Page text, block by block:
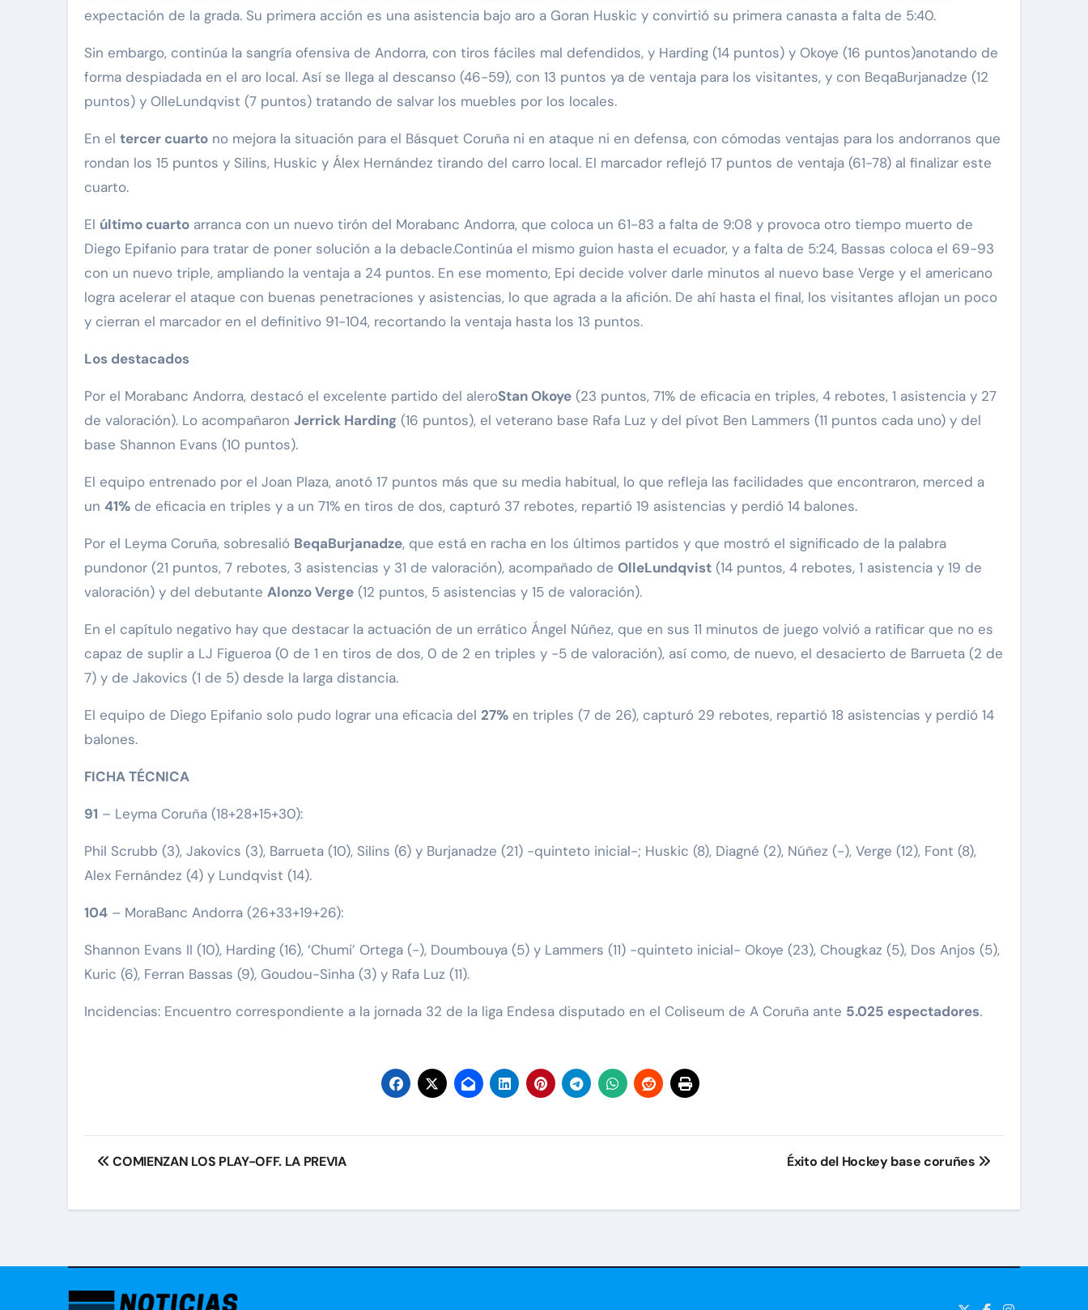
expectación de la grada. Su primera acción es una asistencia bajo aro a Goran Huskic y convirtió su primera canasta a falta de 5:40.
Sin embargo, continúa la sangría ofensiva de Andorra, con tiros fáciles mal defendidos, y Harding (14 puntos) y Okoye (16 puntos)anotando de
forma despiadada en el aro local. Así se llega al descanso (46-59), con 13 puntos ya de ventaja para los visitantes, y con BeqaBurjanadze (12
puntos) y OlleLundqvist (7 puntos) tratando de salvar los muebles por los locales.
En el tercer cuarto no mejora la situación para el Básquet Coruña ni en ataque ni en defensa, con cómodas ventajas para los andorranos que
rondan los 15 puntos y Silins, Huskic y Álex Hernández tirando del carro local. El marcador reflejó 17 puntos de ventaja (61-78) al finalizar este
cuarto.
El último cuarto arranca con un nuevo tirón del Morabanc Andorra, que coloca un 61-83 a falta de 9:08 y provoca otro tiempo muerto de
Diego Epifanio para tratar de poner solución a la debacle.Continúa el mismo guion hasta el ecuador, y a falta de 5:24, Bassas coloca el 69-93
con un nuevo triple, ampliando la ventaja a 24 puntos. En ese momento, Epi decide volver darle minutos al nuevo base Verge y el americano
logra acelerar el ataque con buenas penetraciones y asistencias, lo que agrada a la afición. De ahí hasta el final, los visitantes aflojan un poco
y cierran el marcador en el definitivo 91-104, recortando la ventaja hasta los 13 puntos.
Los destacados
Por el Morabanc Andorra, destacó el excelente partido del aleroStan Okoye (23 puntos, 71% de eficacia en triples, 4 rebotes, 1 asistencia y 27
de valoración). Lo acompañaron Jerrick Harding (16 puntos), el veterano base Rafa Luz y del pívot Ben Lammers (11 puntos cada uno) y del
base Shannon Evans (10 puntos).
El equipo entrenado por el Joan Plaza, anotó 17 puntos más que su media habitual, lo que refleja las facilidades que encontraron, merced a
un 41% de eficacia en triples y a un 71% en tiros de dos, capturó 37 rebotes, repartió 19 asistencias y perdió 14 balones.
Por el Leyma Coruña, sobresalió BeqaBurjanadze, que está en racha en los últimos partidos y que mostró el significado de la palabra
pundonor (21 puntos, 7 rebotes, 3 asistencias y 31 de valoración), acompañado de OlleLundqvist (14 puntos, 4 rebotes, 1 asistencia y 19 de
valoración) y del debutante Alonzo Verge (12 puntos, 5 asistencias y 15 de valoración).
En el capítulo negativo hay que destacar la actuación de un errático Ángel Núñez, que en sus 11 minutos de juego volvió a ratificar que no es
capaz de suplir a LJ Figueroa (0 de 1 en tiros de dos, 0 de 2 en triples y -5 de valoración), así como, de nuevo, el desacierto de Barrueta (2 de
7) y de Jakovics (1 de 5) desde la larga distancia.
El equipo de Diego Epifanio solo pudo lograr una eficacia del 27% en triples (7 de 26), capturó 29 rebotes, repartió 18 asistencias y perdió 14
balones.
FICHA TÉCNICA
91 – Leyma Coruña (18+28+15+30):
Phil Scrubb (3), Jakovics (3), Barrueta (10), Silins (6) y Burjanadze (21) -quinteto inicial-; Huskic (8), Diagné (2), Núñez (-), Verge (12), Font (8),
Alex Fernández (4) y Lundqvist (14).
104 – MoraBanc Andorra (26+33+19+26):
Shannon Evans II (10), Harding (16), ‘Chumi’ Ortega (-), Doumbouya (5) y Lammers (11) -quinteto inicial- Okoye (23), Chougkaz (5), Dos Anjos (5),
Kuric (6), Ferran Bassas (9), Goudou-Sinha (3) y Rafa Luz (11).
Incidencias: Encuentro correspondiente a la jornada 32 de la liga Endesa disputado en el Coliseum de A Coruña ante 5.025 espectadores.
Navegación
entradas
COMIENZAN LOS PLAY-OFF. LA PREVIA Éxito del Hockey base coruñes